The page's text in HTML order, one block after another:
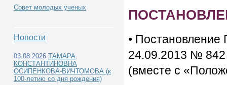
Совет молодых ученых
Новости
03.08.2026 ТАМАРА
КОНСТАНТИНОВНА
ОСИПЕНКОВА-ВИЧТОМОВА (к
100-летию со дня рождения)
• Постановление
24.09.2013 № 842
(вместе с